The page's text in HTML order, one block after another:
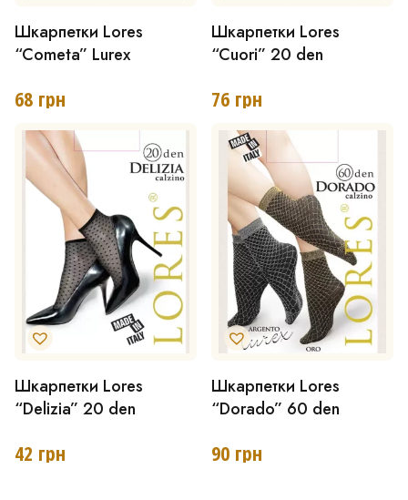
Шкарпетки Lores
“Cometa” Lurex
68 грн
Шкарпетки Lores
“Cuori” 20 den
76 грн
Цей
товар
має
варіантів.
Параметри
можна
вибрати
сторінці
товару
Шкарпетки Lores
“Delizia” 20 den
42 грн
Цей
товар
має
Шкарпетки Lores
“Dorado” 60 den
90 грн
Цей
товар
має